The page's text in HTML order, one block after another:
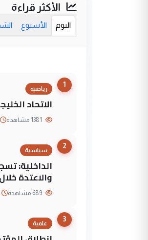
الأكثر قراءة
اليوم الأسبوع
1
رياضية
الاتحاد الخليجي
2
سياسية
والاعتدة
3
علمية